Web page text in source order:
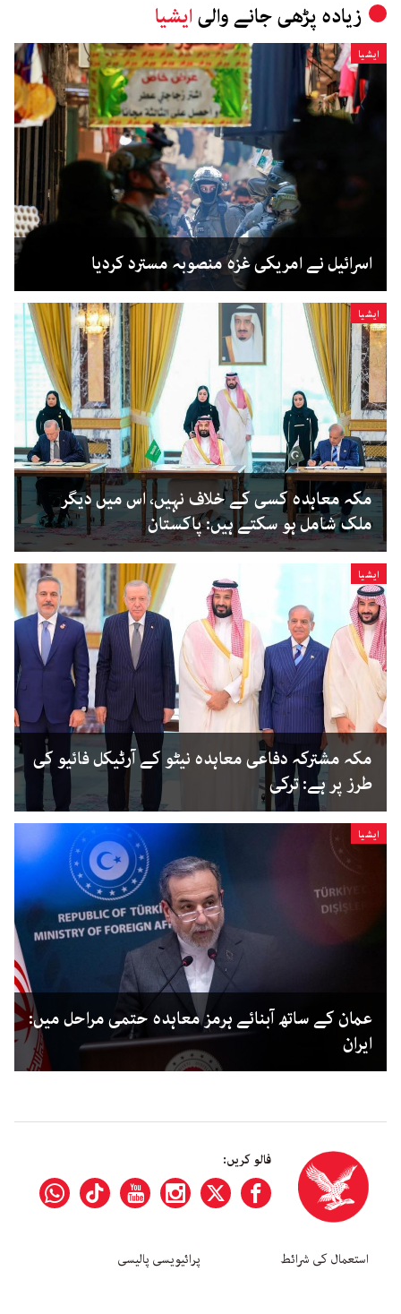
زیادہ پڑھی جانے والیایشیا
ایشیا
اسرائیل نے امریکی غزہ منصوبہ مسترد کردیا
ایشیا
مکہ معاہدہ کسی کے خلاف نہیں، اس میں دیگر
ملک شامل ہو سکتے ہیں: پاکستان
ایشیا
مکہ مشترکہ دفاعی معاہدہ نیٹو کے آرٹیکل فائیو کی
طرز پر ہے: ترکی
ایشیا
عمان کے ساتھ آبنائے ہرمز معاہدہ حتمی مراحل میں:
ایران
فالو کریں:
استعمال کی شرائط پرائیویسی پالیسی